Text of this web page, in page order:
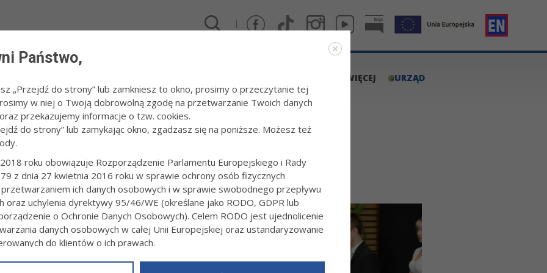
WIĘCEJ eURZĄD
/ Zakończenie roku szkolnego
ROKU SZKOLNEGO
r., fot: Paweł Topolski
Państwo,
„Przejdź do strony” lub zamkniesz to okno, prosimy o przeczytanie tej
w niej o Twoją dobrowolną zgodę na przetwarzanie Twoich danych
przekazujemy informacje o tzw. cookies.
do strony” lub zamykając okno, zgadzasz się na poniższe. Możesz też
roku obowiązuje Rozporządzenie Parlamentu Europejskiego i Rady
z dnia 27 kwietnia 2016 roku w sprawie ochrony osób fizycznych
ich danych osobowych i w sprawie swobodnego przepływu
oraz uchylenia dyrektywy 95/46/WE (określane jako RODO, GDPR lub
o Ochronie Danych Osobowych). Celem RODO jest ujednolicenie
danych osobowych w całej Unii Europejskiej oraz ustandaryzowanie
do klientów o ich prawach.
powyższym, w zakładceRODOna stroniehttps://www.tarnow.pl/Wiecej-